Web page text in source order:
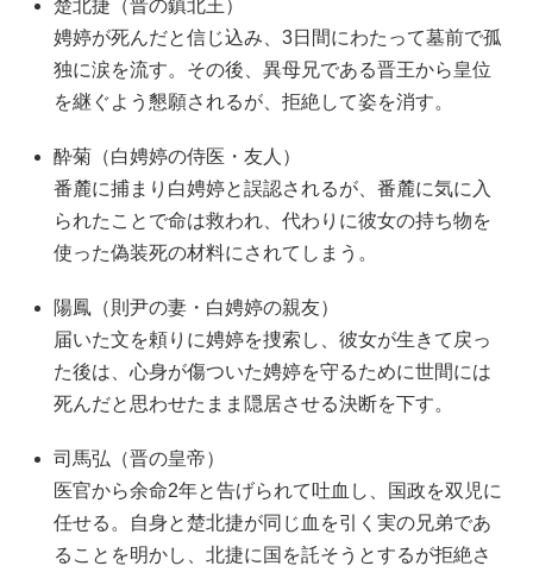
楚北捷（晋の鎮北王）
娉婷が死んだと信じ込み、3日間にわたって墓前で孤
独に涙を流す。その後、異母兄である晋王から皇位
を継ぐよう懇願されるが、拒絶して姿を消す。
酔菊（白娉婷の侍医・友人）
番麓に捕まり白娉婷と誤認されるが、番麓に気に入
られたことで命は救われ、代わりに彼女の持ち物を
使った偽装死の材料にされてしまう。
陽鳳（則尹の妻・白娉婷の親友）
届いた文を頼りに娉婷を捜索し、彼女が生きて戻っ
た後は、心身が傷ついた娉婷を守るために世間には
死んだと思わせたまま隠居させる決断を下す。
司馬弘（晋の皇帝）
医官から余命2年と告げられて吐血し、国政を双児に
任せる。自身と楚北捷が同じ血を引く実の兄弟であ
ることを明かし、北捷に国を託そうとするが拒絶さ